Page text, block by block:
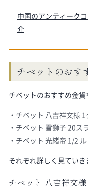
中国のアンティーク
介
チベットのおす
チベットのおすすめ金貨
チベット 八吉祥文様
チベット 雪獅子 20ス
チベット 光緒帝 1/2
それぞれ詳しく見ていき
チベット 八吉祥文